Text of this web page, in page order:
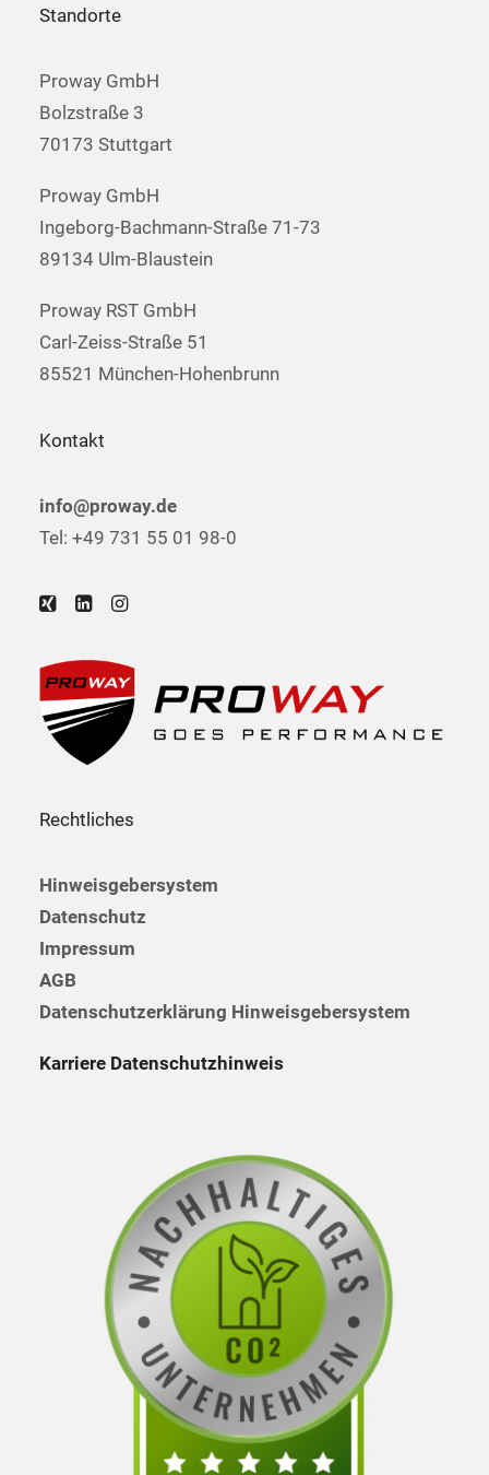
Standorte
Proway GmbH
Bolzstraße 3
70173 Stuttgart
Proway GmbH
Ingeborg-Bachmann-Straße 71-73
89134 Ulm-Blaustein
Proway RST GmbH
Carl-Zeiss-Straße 51
85521 München-Hohenbrunn
Kontakt
info@proway.de
Tel: +49 731 55 01 98-0
Rechtliches
Hinweisgebersystem
Datenschutz
Impressum
AGB
Datenschutzerklärung Hinweisgebersystem
Karriere Datenschutzhinweis